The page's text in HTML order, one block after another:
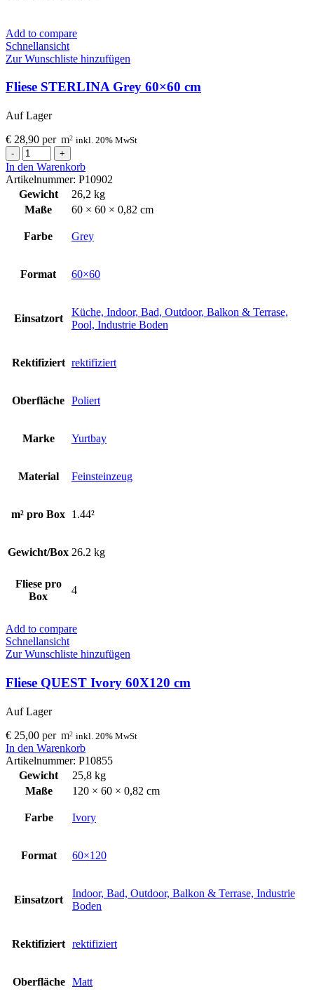
Add to compare
Schnellansicht
Zur Wunschliste hinzufügen
Fliese STERLINA Grey 60×60 cm
Auf Lager
€ 28,90 per m2 inkl. 20% MwSt
Fliese
STERLINA
Grey
60x60
cm
Menge
In den Warenkorb
Artikelnummer: P10902
Gewicht
26,2 kg
Maße
60 × 60 × 0,82 cm
Farbe Grey
Format 60×60
Einsatzort
Küche, Indoor, Bad, Outdoor, Balkon & Terrase,
Pool, Industrie Boden
Rektifiziert rektifiziert
Oberfläche Poliert
Marke Yurtbay
Material Feinsteinzeug
m² pro Box 1.44²
Gewicht/Box 26.2 kg
Fliese pro
Box
4
Add to compare
Schnellansicht
Zur Wunschliste hinzufügen
Fliese QUEST Ivory 60X120 cm
Auf Lager
€ 25,00 per m2 inkl. 20% MwSt
Fliese
QUEST
Ivory
60X120
In den Warenkorb
Artikelnummer: P10855
Gewicht
25,8 kg
Maße
120 × 60 × 0,82 cm
Farbe Ivory
Format 60×120
Einsatzort
Indoor, Bad, Outdoor, Balkon & Terrase, Industrie
Boden
Rektifiziert rektifiziert
Oberfläche Matt